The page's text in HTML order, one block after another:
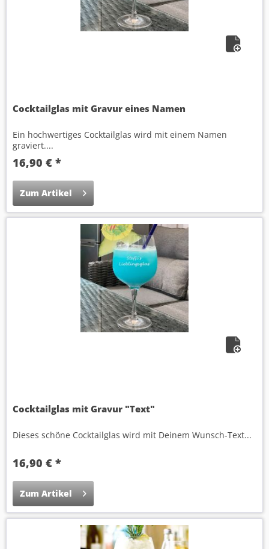
Cocktailglas mit Gravur eines Namen
Ein hochwertiges Cocktailglas wird mit einem Namen
graviert....
16,90 € *
Zum Artikel
Cocktailglas mit Gravur "Text"
Dieses schöne Cocktailglas wird mit Deinem Wunsch-Text...
16,90 € *
Zum Artikel